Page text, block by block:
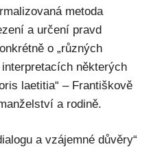
metoda
a určení pravd
o „různých
některých
laetitia“ – Františkově
a rodině.
a vzájemné důvěry“